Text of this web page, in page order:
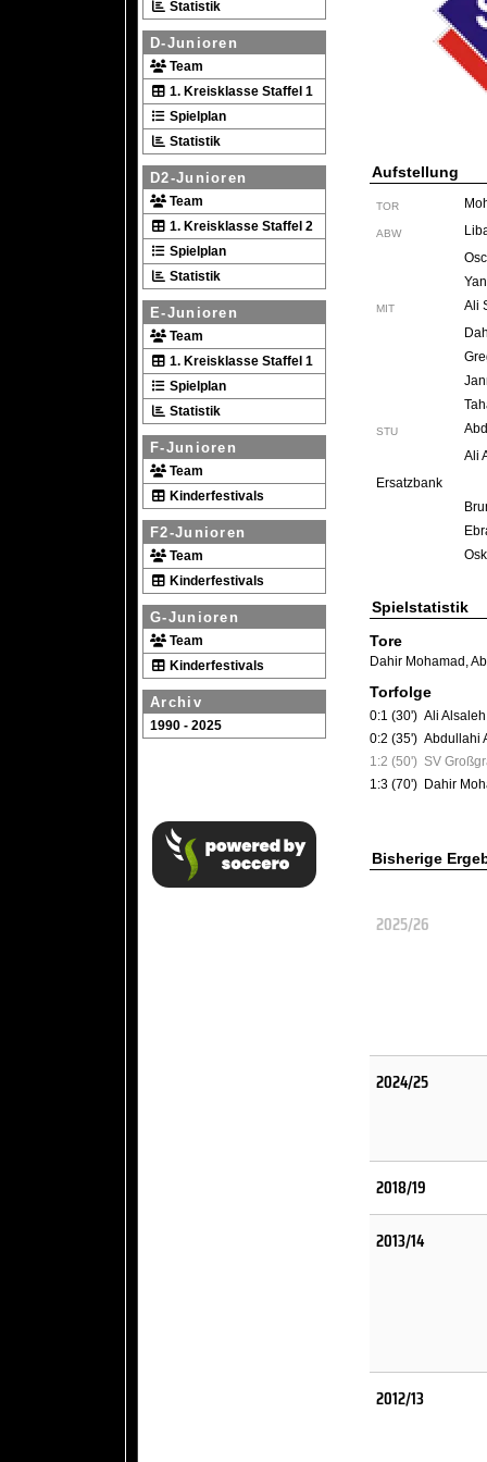
Statistik
D-Junioren
Team
1. Kreisklasse Staffel 1
Spielplan
Statistik
D2-Junioren
Team
1. Kreisklasse Staffel 2
Spielplan
Statistik
E-Junioren
Team
1. Kreisklasse Staffel 1
Spielplan
Statistik
F-Junioren
Team
Kinderfestivals
F2-Junioren
Team
Kinderfestivals
G-Junioren
Team
Kinderfestivals
Archiv
1990 - 2025
Aufstellung
TOR
ABW
MIT
Ali
STU
Ali
Ersatzbank
Spielstatistik
Tore
Dahir Mohamad ,
Torfolge
0:1 (30') Ali Alsaleh
0:2 (35') Abdullahi
1:2 (50') SV
1:3 (70') Dahir
Bisherige
2025/26
2024/25
2018/19
2013/14
2012/13